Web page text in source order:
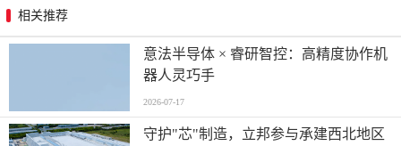
相关推荐
意法半导体 × 睿研智控：高精度协作机
器人灵巧手
2026-07-17
守护"芯"制造，立邦参与承建西北地区